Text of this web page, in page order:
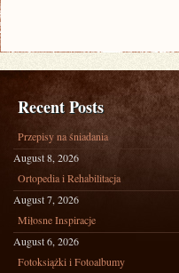
Recent Posts
Przepisy na śniadania
August 8, 2026
Ortopedia i Rehabilitacja
August 7, 2026
Miłosne Inspiracje
August 6, 2026
Fotoksiążki i Fotoalbumy